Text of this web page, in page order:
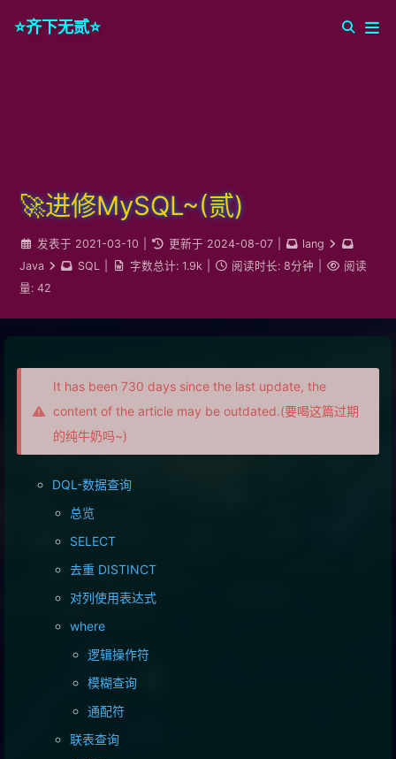
⭐️齐下无贰⭐️
🚀进修MySQL~(贰)
发表于 2021-03-10 更新于 2024-08-07
lang
Java
SQL 字数总计: 1.9k 阅读时长: 8分钟
阅读
量: 42
It has been 730 days since the last update, the
content of the article may be outdated.(要喝这篇过期
的纯牛奶吗~)
DQL-数据查询
总览
SELECT
去重 DISTINCT
对列使用表达式
where
逻辑操作符
模糊查询
通配符
联表查询